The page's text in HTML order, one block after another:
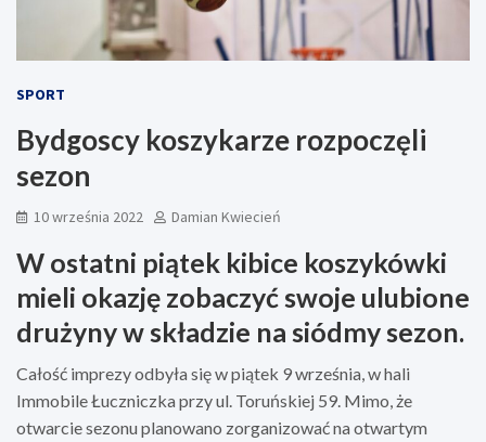
SPORT
Bydgoscy koszykarze rozpoczęli
sezon
10 września 2022 Damian Kwiecień
W ostatni piątek kibice koszykówki
mieli okazję zobaczyć swoje ulubione
drużyny w składzie na siódmy sezon.
Całość imprezy odbyła się w piątek 9 września, w hali
Immobile Łuczniczka przy ul. Toruńskiej 59. Mimo, że
otwarcie sezonu planowano zorganizować na otwartym